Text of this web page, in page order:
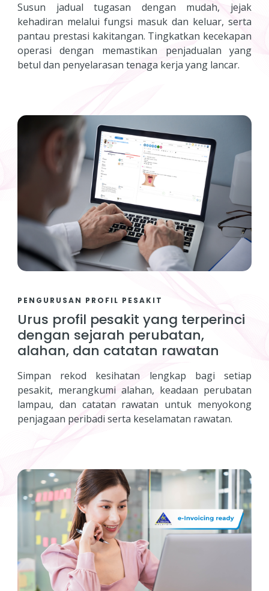
Susun jadual tugasan dengan mudah, jejak
kehadiran melalui fungsi masuk dan keluar, serta
pantau prestasi kakitangan. Tingkatkan kecekapan
operasi dengan memastikan penjadualan yang
betul dan penyelarasan tenaga kerja yang lancar.
PENGURUSAN PROFIL PESAKIT
Urus profil pesakit yang terperinci
dengan sejarah perubatan,
alahan, dan catatan rawatan
Simpan rekod kesihatan lengkap bagi setiap
pesakit, merangkumi alahan, keadaan perubatan
lampau, dan catatan rawatan untuk menyokong
penjagaan peribadi serta keselamatan rawatan.